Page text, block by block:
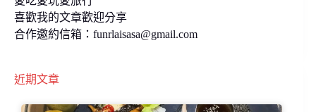
喜歡我的文章歡迎分享
合作邀約信箱： funrlaisasa@gmail.com
近期文章